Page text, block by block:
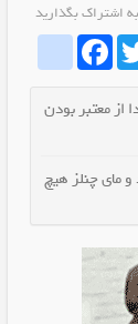
اشتراک بگذارید
whatrubikaFacebook
از معتبر بودن
مای چنلز هیچ